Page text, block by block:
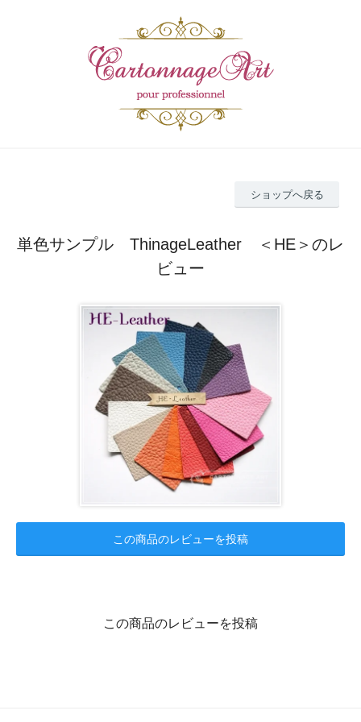
ショップへ戻る
単色サンプル ThinageLeather ＜HE＞のレ
ビュー
この商品のレビューを投稿
この商品のレビューを投稿